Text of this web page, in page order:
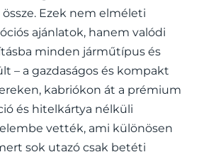
Ezek nem elméleti
ajánlatok, hanem valódi
minden járműtípus és
– a gazdaságos és kompakt
kabriókon át a prémium
és hitelkártya nélküli
vették, ami különösen
sok utazó csak betéti